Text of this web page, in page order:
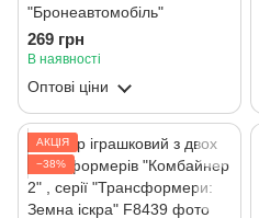
"Бронеавтомобіль"
269 грн
В наявності
Оптові ціни
АКЦІЯ
−38%